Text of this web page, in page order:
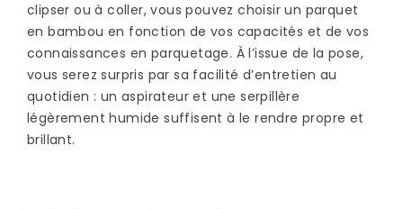
clipser ou à coller, vous pouvez choisir un parquet
en bambou en fonction de vos capacités et de vos
connaissances en parquetage. À l’issue de la pose,
vous serez surpris par sa facilité d’entretien au
quotidien : un aspirateur et une serpillère
légèrement humide suffisent à le rendre propre et
brillant.